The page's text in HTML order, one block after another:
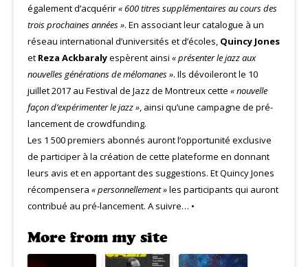
également d’acquérir« 600 titres supplémentaires au cours des
trois prochaines années ». En associant leur catalogue à un
réseau international d’universités et d’écoles, Quincy Jones
et Reza Ackbaralyespèrent ainsi « présenter le jazz aux
nouvelles générations de mélomanes ». Ils dévoileront le 10
juillet 2017 au Festival de Jazz de Montreux cette « nouvelle
façon d’expérimenter le jazz », ainsi qu’une campagne de pré-
lancement de crowdfunding.
Les 1 500 premiers abonnés auront l’opportunité exclusive
de participer à la création de cette plateforme en donnant
leurs avis et en apportant des suggestions. Et Quincy Jones
récompensera « personnellement »les participants qui auront
contribué au pré-lancement. A suivre… •
More from my site